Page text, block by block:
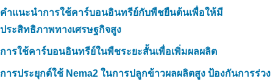
คำแนะนำการใช้คาร์บอนอินทรีย์กับพืชยืนต้นเพื่อให้มี
ประสิทธิภาพทางเศรษฐกิจสูง
การใช้คาร์บอนอินทรีย์ในพืชระยะสั้นเพื่อเพิ่มผลผลิต
การประยุกต์ใช้ Nema2 ในการปลูกข้าวผลผลิตสูง ป้องกันการร่วง